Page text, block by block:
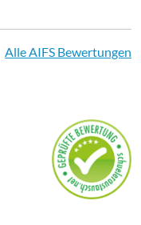
Alle AIFS Bewertungen